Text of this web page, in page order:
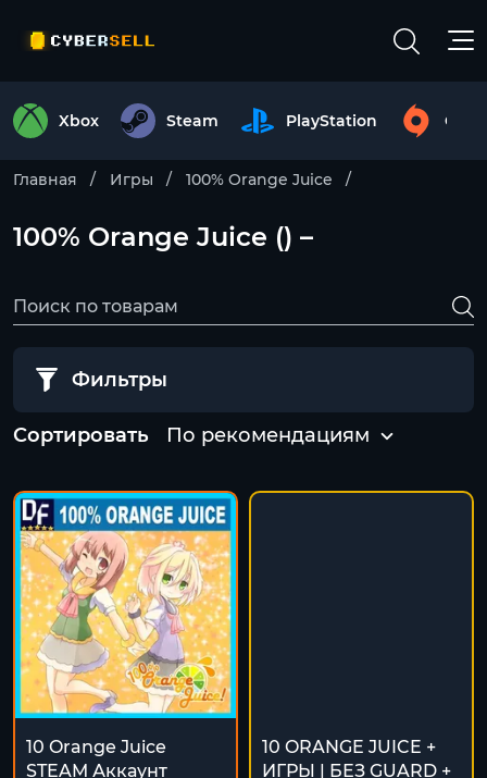
Xbox Steam PlayStation
Главная Игры 100% Orange Juice
100% Orange Juice () –
Фильтры
Сортировать По рекомендациям
10 Orange Juice
STEAM Аккаунт
10 ORANGE JUICE +
ИГРЫ | БЕЗ GUARD +